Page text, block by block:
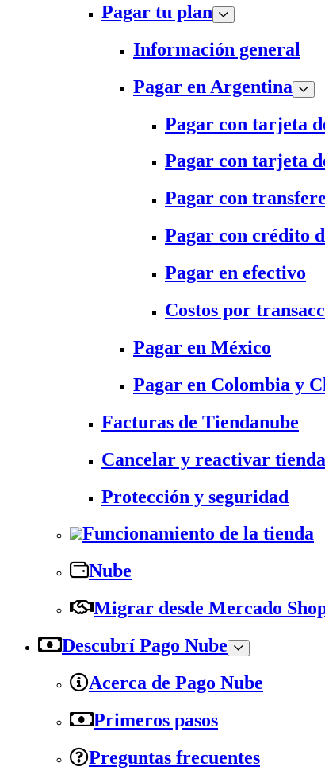
Pagar tu plan
Información general
Pagar en Argentina
Pagar con tarjeta
Pagar con tarjeta
Pagar con
Pagar con crédito
Pagar en efectivo
Costos por
Pagar en México
Pagar en Colombia y
Facturas de Tiendanube
Cancelar y reactivar tienda
Protección y seguridad
Funcionamiento de la tienda
Nube
Migrar desde Mercado
Descubrí Pago Nube
Acerca de Pago Nube
Primeros pasos
Preguntas frecuentes